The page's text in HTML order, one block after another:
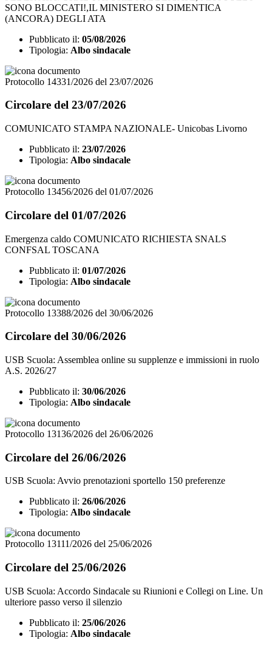
SONO BLOCCATI!,IL MINISTERO SI DIMENTICA
(ANCORA) DEGLI ATA
Pubblicato il: 05/08/2026
Tipologia: Albo sindacale
Protocollo 14331/2026 del 23/07/2026
Circolare del 23/07/2026
COMUNICATO STAMPA NAZIONALE- Unicobas Livorno
Pubblicato il: 23/07/2026
Tipologia: Albo sindacale
Protocollo 13456/2026 del 01/07/2026
Circolare del 01/07/2026
Emergenza caldo COMUNICATO RICHIESTA SNALS
CONFSAL TOSCANA
Pubblicato il: 01/07/2026
Tipologia: Albo sindacale
Protocollo 13388/2026 del 30/06/2026
Circolare del 30/06/2026
USB Scuola: Assemblea online su supplenze e immissioni in ruolo
A.S. 2026/27
Pubblicato il: 30/06/2026
Tipologia: Albo sindacale
Protocollo 13136/2026 del 26/06/2026
Circolare del 26/06/2026
USB Scuola: Avvio prenotazioni sportello 150 preferenze
Pubblicato il: 26/06/2026
Tipologia: Albo sindacale
Protocollo 13111/2026 del 25/06/2026
Circolare del 25/06/2026
USB Scuola: Accordo Sindacale su Riunioni e Collegi on Line. Un
ulteriore passo verso il silenzio
Pubblicato il: 25/06/2026
Tipologia: Albo sindacale